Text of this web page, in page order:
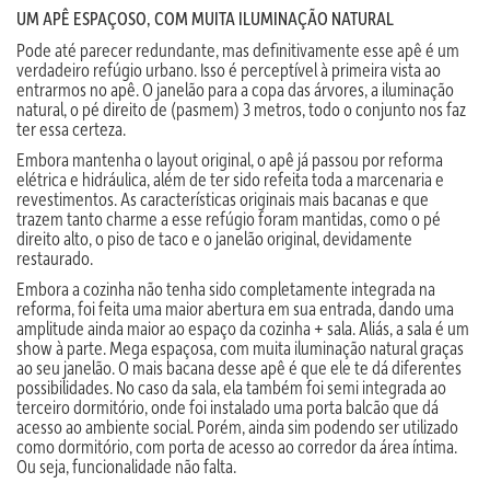
UM APÊ ESPAÇOSO, COM MUITA ILUMINAÇÃO NATURAL
Pode até parecer redundante, mas definitivamente esse apê é um
verdadeiro refúgio urbano. Isso é perceptível à primeira vista ao
entrarmos no apê. O janelão para a copa das árvores, a iluminação
natural, o pé direito de (pasmem) 3 metros, todo o conjunto nos faz
ter essa certeza.
Embora mantenha o layout original, o apê já passou por reforma
elétrica e hidráulica, além de ter sido refeita toda a marcenaria e
revestimentos. As características originais mais bacanas e que
trazem tanto charme a esse refúgio foram mantidas, como o pé
direito alto, o piso de taco e o janelão original, devidamente
restaurado.
Embora a cozinha não tenha sido completamente integrada na
reforma, foi feita uma maior abertura em sua entrada, dando uma
amplitude ainda maior ao espaço da cozinha + sala. Aliás, a sala é um
show à parte. Mega espaçosa, com muita iluminação natural graças
ao seu janelão. O mais bacana desse apê é que ele te dá diferentes
possibilidades. No caso da sala, ela também foi semi integrada ao
terceiro dormitório, onde foi instalado uma porta balcão que dá
acesso ao ambiente social. Porém, ainda sim podendo ser utilizado
como dormitório, com porta de acesso ao corredor da área íntima.
Ou seja, funcionalidade não falta.